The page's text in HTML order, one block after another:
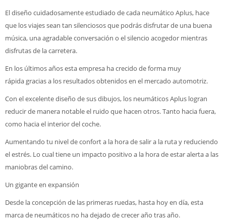
El diseño cuidadosamente estudiado de cada neumático Aplus, hace
que los viajes sean tan silenciosos que podrás disfrutar de una buena
música, una agradable conversación o el silencio acogedor mientras
disfrutas de la carretera.
En los últimos años esta empresa ha crecido de forma muy
rápida gracias a los resultados obtenidos en el mercado automotriz.
Con el excelente diseño de sus dibujos, los neumáticos Aplus logran
reducir de manera notable el ruido que hacen otros. Tanto hacia fuera,
como hacia el interior del coche.
Aumentando tu nivel de confort a la hora de salir a la ruta y reduciendo
el estrés. Lo cual tiene un impacto positivo a la hora de estar alerta a las
maniobras del camino.
Un gigante en expansión
Desde la concepción de las primeras ruedas, hasta hoy en día, esta
marca de neumáticos no ha dejado de crecer año tras año.